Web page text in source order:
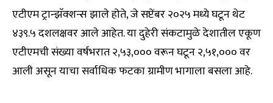
एटीएम ट्रान्झॅक्शन्स झाले होते, जे सप्टेंबर २०२५ मध्ये घटून थेट
४३९.५ दशलक्षवर आले आहेत. या दुहेरी संकटामुळे देशातील एकूण
एटीएमची संख्या वर्षभरात २,५३,००० वरून घटून २,५१,००० वर
आली असून याचा सर्वाधिक फटका ग्रामीण भागाला बसला आहे.